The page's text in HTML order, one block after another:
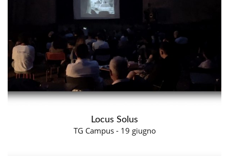
Locus Solus
TG Campus - 19 giugno